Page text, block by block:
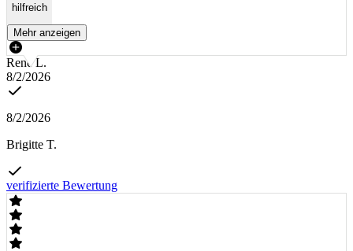
hilfreich
Mehr anzeigen
Rene L.
8/2/2026
8/2/2026
Brigitte T.
verifizierte Bewertung